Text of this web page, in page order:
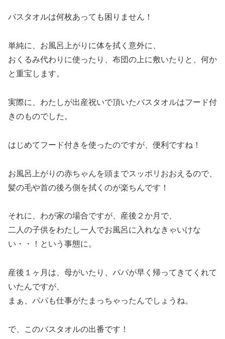
バスタオルは何枚あっても困りません！
単純に、お風呂上がりに体を拭く意外に、
おくるみ代わりに使ったり、布団の上に敷いたりと、何か
と重宝します。
実際に、わたしが出産祝いで頂いたバスタオルはフード付
きのものでした。
はじめてフード付きを使ったのですが、便利ですね！
お風呂上がりの赤ちゃんを頭までスッポリおおえるので、
髪の毛や首の後ろ側を拭くのが楽ちんです！
それに、わが家の場合ですが、産後２か月で、
二人の子供をわたし一人でお風呂に入れなきゃいけな
い・・！という事態に。
産後１ヶ月は、母がいたり、パパが早く帰ってきてくれて
いたんですが、
まぁ、パパも仕事がたまっちゃったんでしょうね。
で、このバスタオルの出番です！